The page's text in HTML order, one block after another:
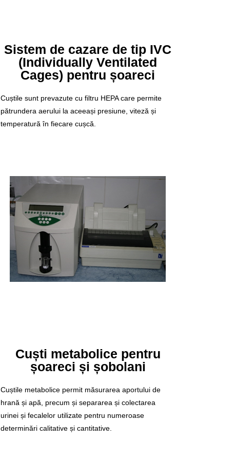
Sistem de cazare de tip IVC
(Individually Ventilated
Cages) pentru șoareci
Cuștile sunt prevazute cu filtru HEPA care permite
pătrundera aerului la aceeași presiune, viteză și
temperatură în fiecare cușcă.
Cuști metabolice pentru
șoareci și șobolani
Cuștile metabolice permit măsurarea aportului de
hrană și apă, precum și separarea și colectarea
urinei și fecalelor utilizate pentru numeroase
determinări calitative și cantitative.